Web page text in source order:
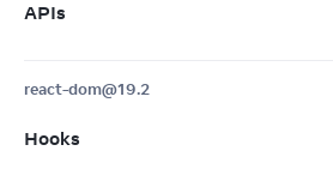
APIs
react-dom@19.2
Hooks